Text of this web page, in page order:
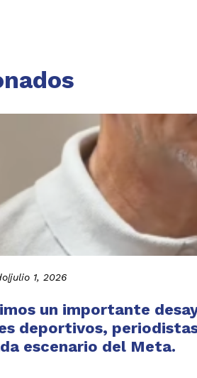
|julio 1, 2026
un importante
deportivos,
escenario del Meta.